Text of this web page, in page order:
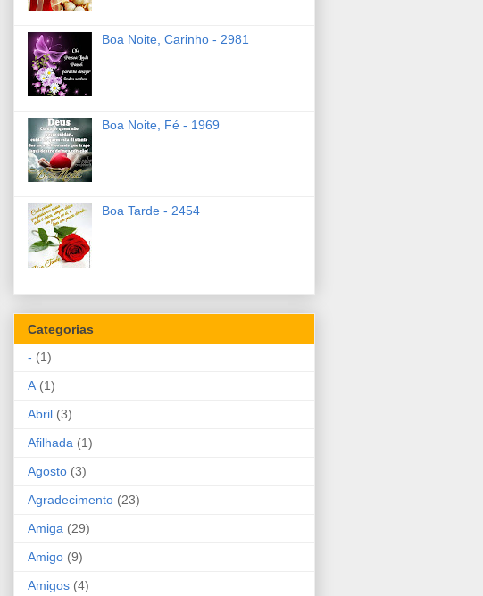
Boa Noite, Carinho - 2981
Boa Noite, Fé - 1969
Boa Tarde - 2454
Categorias
- (1)
A (1)
Abril (3)
Afilhada (1)
Agosto (3)
Agradecimento (23)
Amiga (29)
Amigo (9)
Amigos (4)